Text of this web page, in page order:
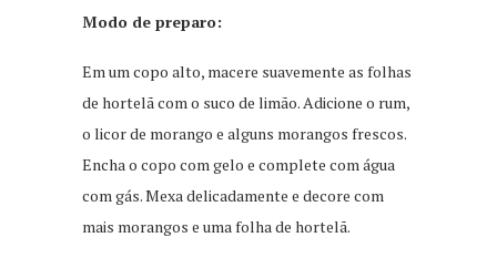
Modo de preparo:
Em um copo alto, macere suavemente as folhas
de hortelã com o suco de limão. Adicione o rum,
o licor de morango e alguns morangos frescos.
Encha o copo com gelo e complete com água
com gás. Mexa delicadamente e decore com
mais morangos e uma folha de hortelã.